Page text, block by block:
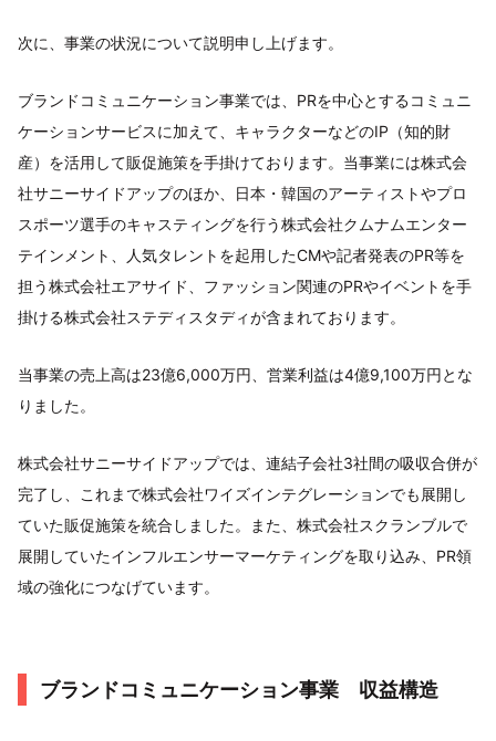
次に、事業の状況について説明申し上げます。
ブランドコミュニケーション事業では、PRを中心とするコミュニ
ケーションサービスに加えて、キャラクターなどのIP（知的財
産）を活用して販促施策を手掛けております。当事業には株式会
社サニーサイドアップのほか、日本・韓国のアーティストやプロ
スポーツ選手のキャスティングを行う株式会社クムナムエンター
テインメント、人気タレントを起用したCMや記者発表のPR等を
担う株式会社エアサイド、ファッション関連のPRやイベントを手
掛ける株式会社ステディスタディが含まれております。
当事業の売上高は23億6,000万円、営業利益は4億9,100万円とな
りました。
株式会社サニーサイドアップでは、連結子会社3社間の吸収合併が
完了し、これまで株式会社ワイズインテグレーションでも展開し
ていた販促施策を統合しました。また、株式会社スクランブルで
展開していたインフルエンサーマーケティングを取り込み、PR領
域の強化につなげています。
ブランドコミュニケーション事業 収益構造